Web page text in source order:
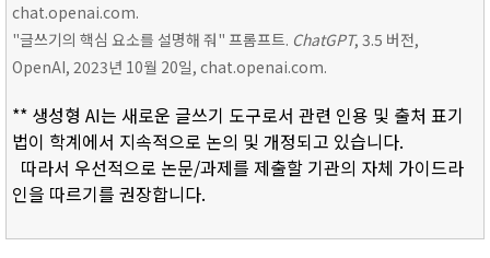
chat.openai.com.
"글쓰기의 핵심 요소를 설명해 줘" 프롬프트. ChatGPT, 3.5 버전,
OpenAI, 2023년 10월 20일, chat.openai.com.
** 생성형 AI는 새로운 글쓰기 도구로서 관련 인용 및 출처 표기
법이 학계에서 지속적으로 논의 및 개정되고 있습니다.
따라서 우선적으로 논문/과제를 제출할 기관의 자체 가이드라
인을 따르기를 권장합니다.